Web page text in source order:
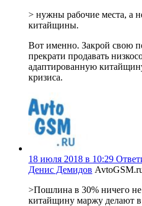
> нужны рабочие места, а
китайщины.
Вот именно. Закрой свою
прекрати продавать
адаптированную
кризиса.
18 июля 2018 в 10:29
Денис Демидов
>Пошлина в 30% ничего не
китайщину маржу делают в